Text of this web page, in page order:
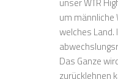
unser WTR
um männliche
welches Land.
Das Ganze
zurücklehnen